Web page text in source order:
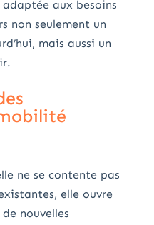
aux besoins
non seulement un
mais aussi un
ne se contente pas
elle ouvre
nouvelles